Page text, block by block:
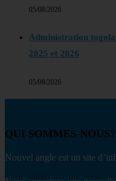
05/08/2026
Administration
2025 et 2026
05/08/2026
QUI SOMMES-NOUS?
Nouvel angle est un site